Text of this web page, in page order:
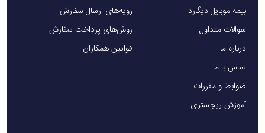
بیمه موبایل دیگارد
سوالات متداول
درباره ما
تماس با ما
ضوابط و مقررات
آموزش ریجستری
رویه‌های ارسال سفارش
روش‌های پرداخت سفارش
قوانین همکاران